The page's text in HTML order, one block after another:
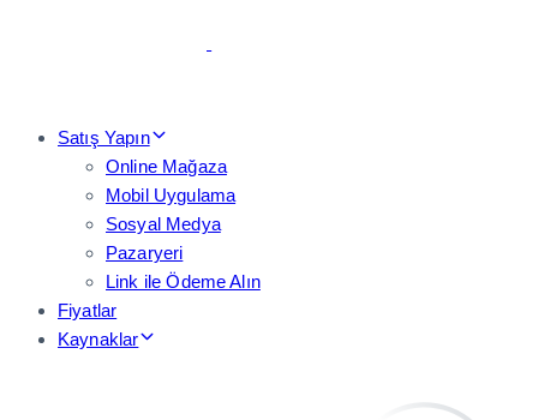
Skip
Satış Yapın
Online Mağaza
Mobil Uygulama
Sosyal Medya
Pazaryeri
Link ile Ödeme Alın
Fiyatlar
Kaynaklar